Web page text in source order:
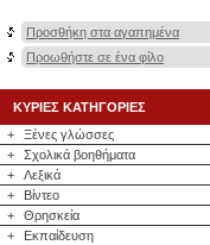
Προσθήκη στα αγαπημένα
Προωθήστε σε ένα φίλο
ΚΥΡΙΕΣ ΚΑΤΗΓΟΡΙΕΣ
+
Ξένες γλώσσες
+
Σχολικά βοηθήματα
+
Λεξικά
+
Βίντεο
+
Θρησκεία
+
Εκπαίδευση